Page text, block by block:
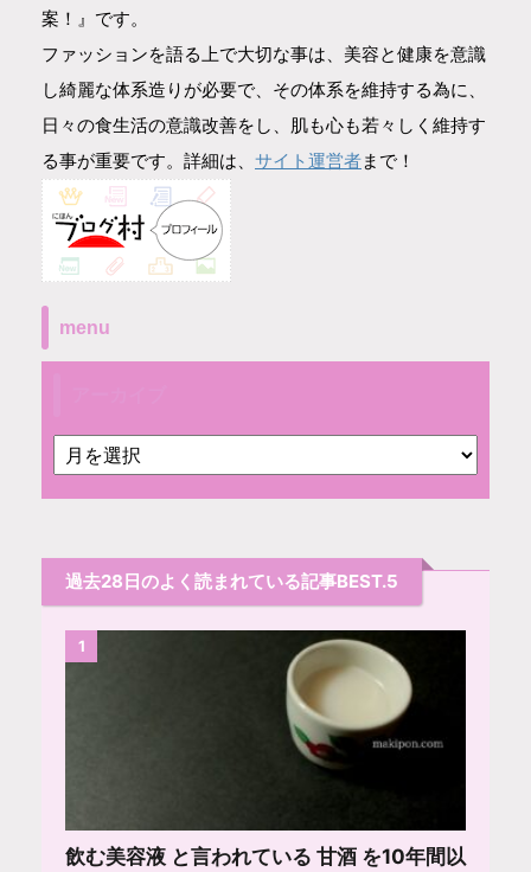
案！』です。
ファッションを語る上で大切な事は、美容と健康を意識
し綺麗な体系造りが必要で、その体系を維持する為に、
日々の食生活の意識改善をし、肌も心も若々しく維持す
る事が重要です。詳細は、 サイト運営者まで！
menu
過去28日のよく読まれている記事BEST.5
1
飲む美容液 と言われている 甘酒 を10年間以